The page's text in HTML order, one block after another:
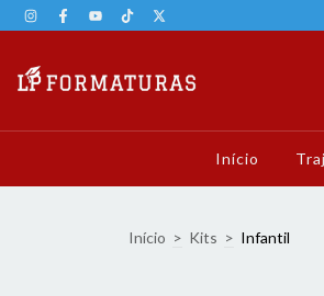
Início
Início > Kits > Infantil